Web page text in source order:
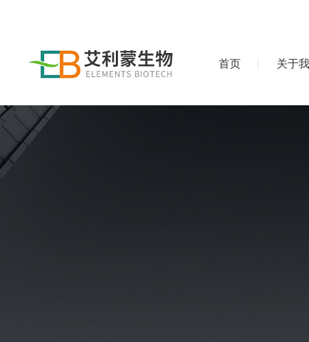
首页 关于